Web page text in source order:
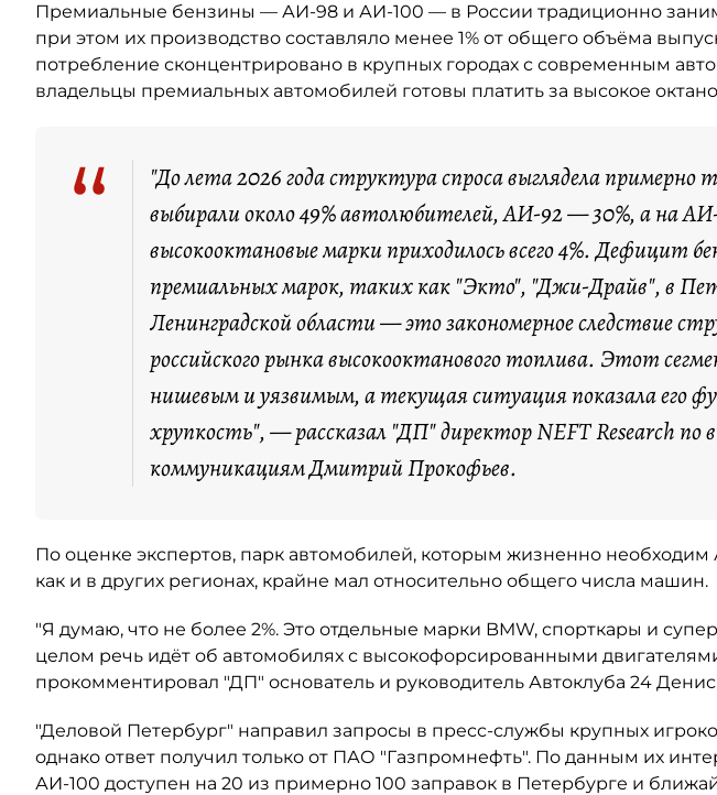
Премиальные бензины — АИ-98 и АИ-100 — в России традиционно
при этом их производство составляло менее 1% от общего объёма
потребление сконцентрировано в крупных городах с современным
владельцы премиальных автомобилей готовы платить за высокое
“
"До лета 2026 года структура спроса выглядела примерно
выбирали около 49% автолюбителей, АИ-92 — 30%, а на
высокооктановые марки приходилось всего 4%. Дефицит
премиальных марок, таких как "Экто", "Джи-Драйв", в
Ленинградской области — это закономерное следствие
российского рынка высокооктанового топлива. Этот
нишевым и уязвимым, а текущая ситуация показала его
хрупкость", — рассказал "ДП" директор NEFT Research по
коммуникациям Дмитрий Прокофьев.
По оценке экспертов, парк автомобилей, которым жизненно необходим
как и в других регионах, крайне мал относительно общего числа машин.
"Я думаю, что не более 2%. Это отдельные марки BMW, спорткары и
целом речь идёт об автомобилях с высокофорсированными
прокомментировал "ДП" основатель и руководитель Автоклуба 24
"Деловой Петербург" направил запросы в пресс-службы крупных
однако ответ получил только от ПАО "Газпромнефть". По данным их
АИ-100 доступен на 20 из примерно 100 заправок в Петербурге и